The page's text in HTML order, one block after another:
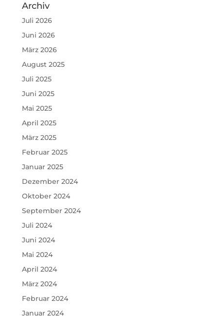
Archiv
Juli 2026
Juni 2026
März 2026
August 2025
Juli 2025
Juni 2025
Mai 2025
April 2025
März 2025
Februar 2025
Januar 2025
Dezember 2024
Oktober 2024
September 2024
Juli 2024
Juni 2024
Mai 2024
April 2024
März 2024
Februar 2024
Januar 2024